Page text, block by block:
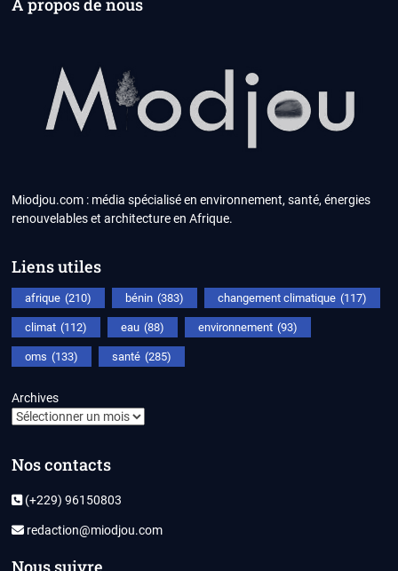
A propos de nous
Miodjou.com : média spécialisé en environnement, santé, énergies
renouvelables et architecture en Afrique.
Liens utiles
afrique (210) bénin (383) changement climatique (117)
climat (112) eau (88) environnement (93)
oms (133) santé (285)
Archives
Nos contacts
(+229) 96150803
redaction@miodjou.com
Nous suivre